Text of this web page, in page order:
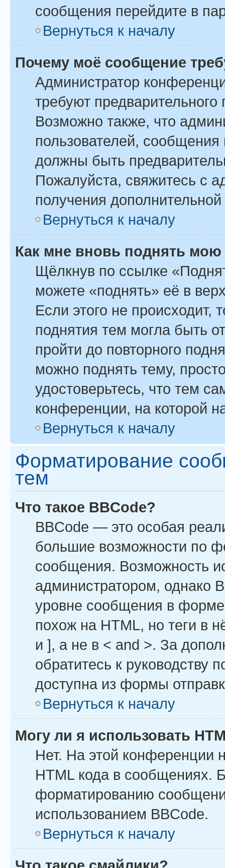
сообщения перейдите в
Вернуться к началу
Почему моё сообщение
Администратор
требуют
Возможно также, что
пользователей,
должны быть
Пожалуйста, свяжитесь с
получения
Вернуться к началу
Как мне вновь поднять мою
Щёлкнув по ссылке
можете «поднять» её в
Если этого не происходит,
поднятия тем могла быть
пройти до повторного
можно поднять тему,
удостоверьтесь, что тем
конференции, на которой
Вернуться к началу
Форматирование
тем
Что такое BBCode?
BBCode — это особая
большие возможности по
сообщения. Возможность
администратором, однако
уровне сообщения в форме
похож на HTML, но теги в
и ], а не в < and >. За
обратитесь к руководству
доступна из формы
Вернуться к началу
Могу ли я использовать
Нет. На этой конференции
HTML кода в сообщениях.
форматированию
использованием BBCode.
Вернуться к началу